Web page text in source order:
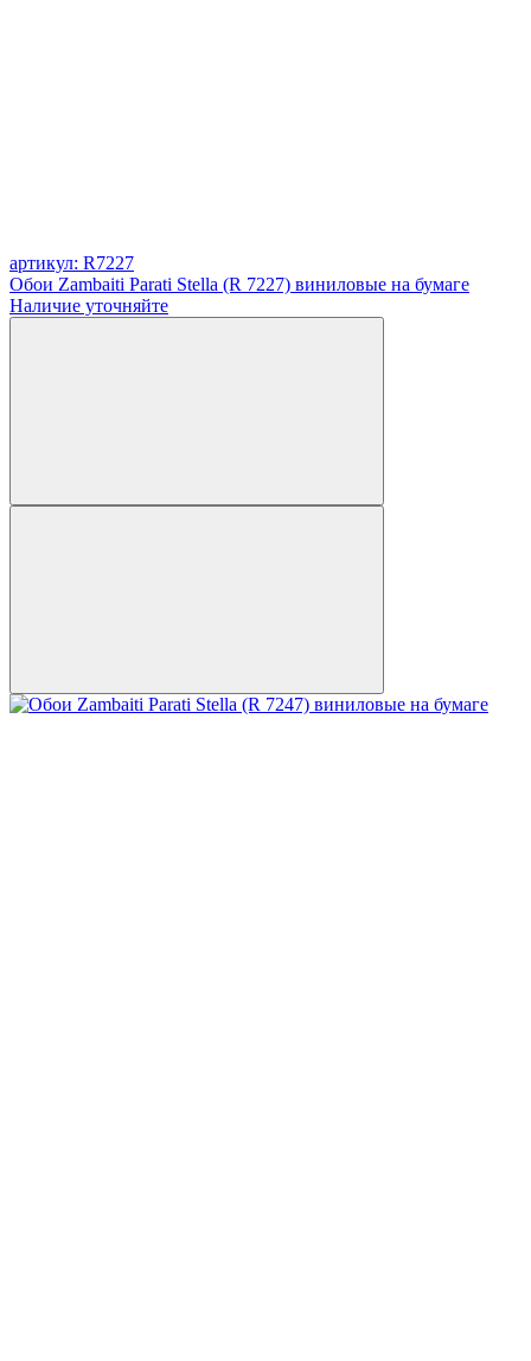
артикул: R7227
Обои Zambaiti Parati Stella (R 7227) виниловые на бумаге
Наличие уточняйте